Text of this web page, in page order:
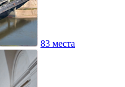
83 места